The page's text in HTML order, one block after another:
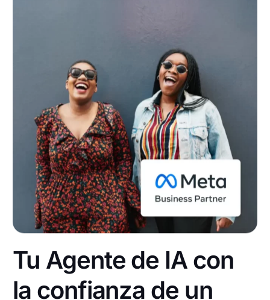
Tu Agente de IA con
la confianza de un